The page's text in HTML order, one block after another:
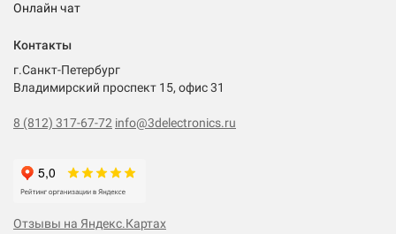
Онлайн чат
Контакты
г.Санкт-Петербург
Владимирский проспект 15, офис 31
8 (812) 317-67-72 info@3delectronics.ru
Отзывы на Яндекс.Картах